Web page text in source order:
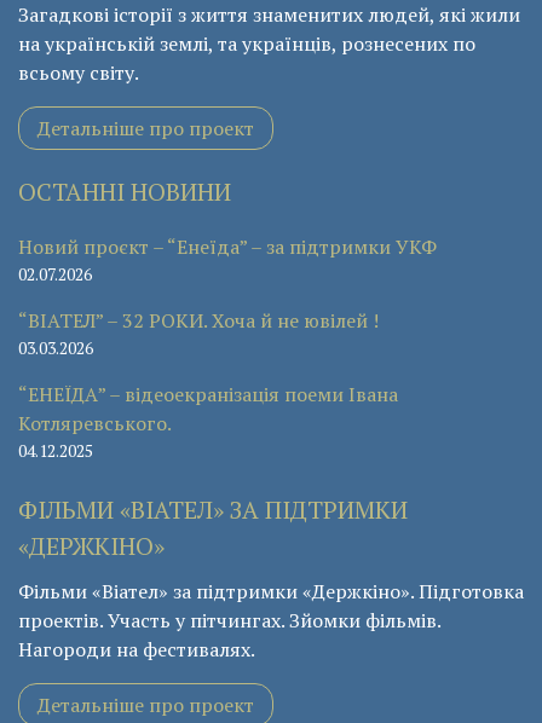
Загадкові історії з життя знаменитих людей, які жили
на українській землі, та українців, рознесених по
всьому світу.
Детальніше про проект
ОСТАННІ НОВИНИ
Новий проєкт – “Енеїда” – за підтримки УКФ
02.07.2026
“ВІАТЕЛ” – 32 РОКИ. Хоча й не ювілей !
03.03.2026
“ЕНЕЇДА” – відеоекранізація поеми Івана
Котляревського.
04.12.2025
ФІЛЬМИ «ВІАТЕЛ» ЗА ПІДТРИМКИ
«ДЕРЖКІНО»
Фільми «Віател» за підтримки «Держкіно». Підготовка
проектів. Участь у пітчингах. Зйомки фільмів.
Нагороди на фестивалях.
Детальніше про проект